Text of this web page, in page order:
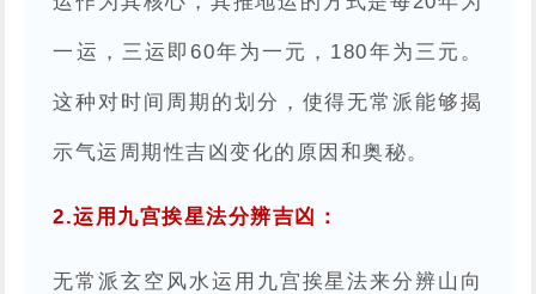
一运，三运即60年为一元，180年为三元。
这种对时间周期的划分，使得无常派能够揭
示气运周期性吉凶变化的原因和奥秘。
2.运用九宫挨星法分辨吉凶：
无常派玄空风水运用九宫挨星法来分辨山向